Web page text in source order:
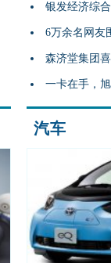
银发经济综
6万余名网友
森济堂集团
一卡在手，
汽车